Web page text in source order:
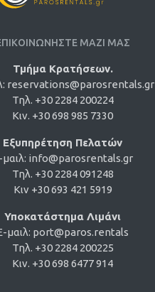
ΜΑΖΙ ΜΑΣ
Τμήμα Κρατήσεων.
reservations@parosrentals.gr
Τηλ. +30 2284 200224
Κιν. +30 698 985 7330
Εξυπηρέτηση Πελατών
μαιλ: info@parosrentals.gr
Τηλ. +30 2284 091248
Κιν +30 693 421 5919
Υποκατάστημα Λιμάνι
μαιλ: port@paros.rentals
Τηλ. +30 2284 200225
Κιν. +30 698 6477 914